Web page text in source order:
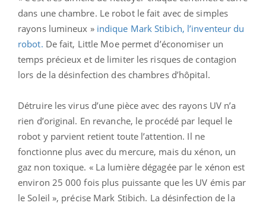
dans une chambre. Le robot le fait avec de simples
rayons lumineux » indique Mark Stibich, l’inventeur du
robot. De fait, Little Moe permet d’économiser un
temps précieux et de limiter les risques de contagion
lors de la désinfection des chambres d’hôpital.
Détruire les virus d’une pièce avec des rayons UV n’a
rien d’original. En revanche, le procédé par lequel le
robot y parvient retient toute l’attention. Il ne
fonctionne plus avec du mercure, mais du xénon, un
gaz non toxique. « La lumière dégagée par le xénon est
environ 25 000 fois plus puissante que les UV émis par
le Soleil », précise Mark Stibich. La désinfection de la